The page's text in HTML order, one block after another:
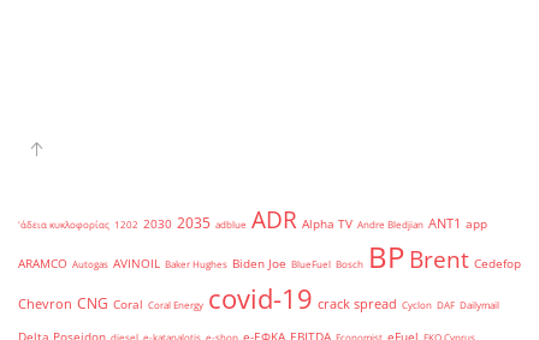
'άδεια κυκλοφορίας 1202 2030 2035 adblue ADR Alpha TV Andre Bledjian ANT1 app
ARAMCO Autogas AVINOIL Baker Hughes Biden Joe BlueFuel Bosch BPBrent Cedefop
Chevron CNG Coral Coral Energy covid-19 crack spread Cyclon DAF Dailymail
diesel e-katanalotis e-shop Economist EKO Cyprus